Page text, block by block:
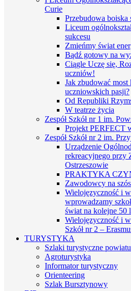
Curie
Przebudowa
Liceum
sukcesu
Zmieńmy świat
Bądź gotowy na
Ciągle Uczę się,
uczniów!
Jak zbudować
uczniowskich pasji?
Od Republiki
W teatrze życia
Zespół Szkół nr 1 im.
Projekt PERFECT
Zespół Szkół nr 2 im.
Urządzenie
rekreacyjnego przy
Ostrzeszowie
PRAKTYKA
Zawodowcy na
Wielojęzyczność i
wprowadzamy
świat na kolejne 50
Wielojęzyczność i
Szkół nr 2 –
TURYSTYKA
Szlaki turystyczne
Agroturystyka
Informator turystyczny
Orienteering
Szlak Bursztynowy